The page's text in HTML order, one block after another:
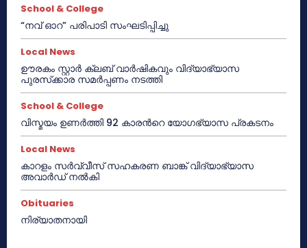
School & College
“നവ് ഓറ” പരിപാടി സംഘടിപ്പിച്ചു
Local News
ഊരകം സ്റ്റാർ ക്ലബ് വാർഷികവും വിദ്യാഭ്യാസ
പുരസ്‌ക്കാര സമർപ്പണം നടത്തി
School & College
വിസ്മയം ഉണർത്തി 92 കാരൻറെ യോഗഭ്യാസ പ്രകടനം
Local News
കാറളം സർവ്വീസ് സഹകരണ ബാങ്ക് വിദ്യാഭ്യാസ
അവാർഡ് നൽകി
Obituaries
നിര്യാതനായി